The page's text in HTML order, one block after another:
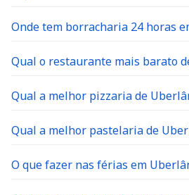
Onde tem borracharia 24 horas
Qual o restaurante mais barato
Qual a melhor pizzaria de
Qual a melhor pastelaria de
O que fazer nas férias em